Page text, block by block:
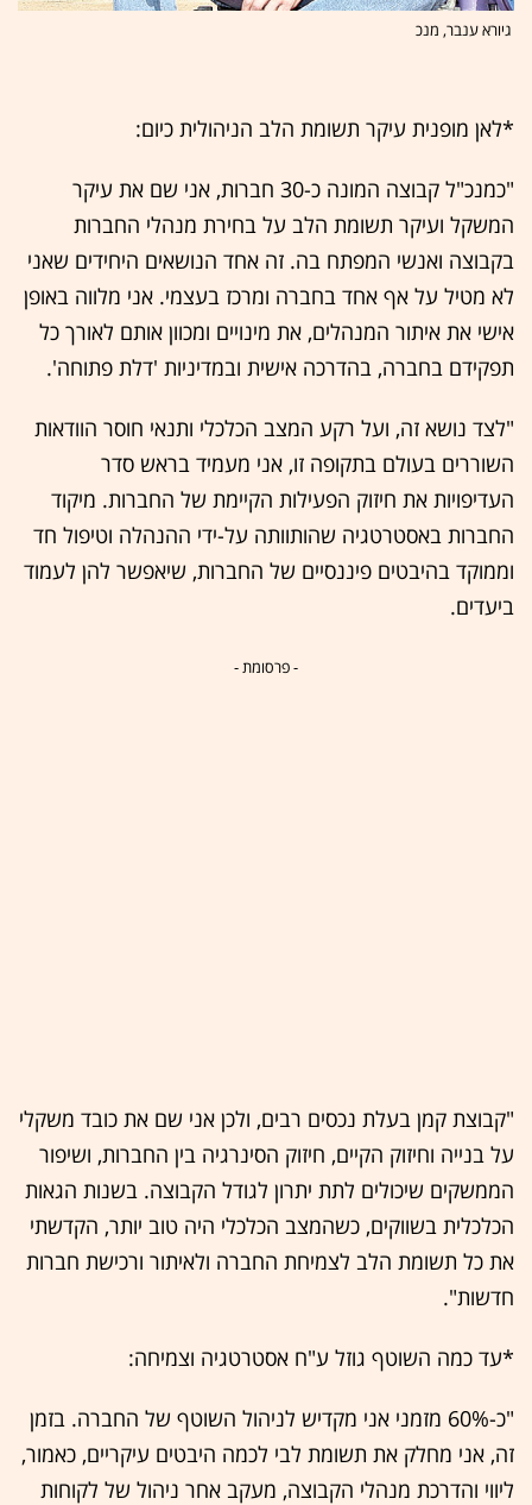
גיורא ענבר, מנכ
*לאן מופנית עיקר תשומת הלב הניהולית כיום:
"כמנכ"ל קבוצה המונה כ-30 חברות, אני שם את עיקר
המשקל ועיקר תשומת הלב על בחירת מנהלי החברות
בקבוצה ואנשי המפתח בה. זה אחד הנושאים היחידים שאני
לא מטיל על אף אחד בחברה ומרכז בעצמי. אני מלווה באופן
אישי את איתור המנהלים, את מינויים ומכוון אותם לאורך כל
תפקידם בחברה, בהדרכה אישית ובמדיניות 'דלת פתוחה'.
"לצד נושא זה, ועל רקע המצב הכלכלי ותנאי חוסר הוודאות
השוררים בעולם בתקופה זו, אני מעמיד בראש סדר
העדיפויות את חיזוק הפעילות הקיימת של החברות. מיקוד
החברות באסטרטגיה שהותוותה על-ידי ההנהלה וטיפול חד
וממוקד בהיבטים פיננסיים של החברות, שיאפשר להן לעמוד
ביעדים.
- פרסומת -
"קבוצת קמן בעלת נכסים רבים, ולכן אני שם את כובד משקלי
על בנייה וחיזוק הקיים, חיזוק הסינרגיה בין החברות, ושיפור
הממשקים שיכולים לתת יתרון לגודל הקבוצה. בשנות הגאות
הכלכלית בשווקים, כשהמצב הכלכלי היה טוב יותר, הקדשתי
את כל תשומת הלב לצמיחת החברה ולאיתור ורכישת חברות
חדשות".
*עד כמה השוטף גוזל ע"ח אסטרטגיה וצמיחה:
"כ-60% מזמני אני מקדיש לניהול השוטף של החברה. בזמן
זה, אני מחלק את תשומת לבי לכמה היבטים עיקריים, כאמור,
ליווי והדרכת מנהלי הקבוצה, מעקב אחר ניהול של לקוחות